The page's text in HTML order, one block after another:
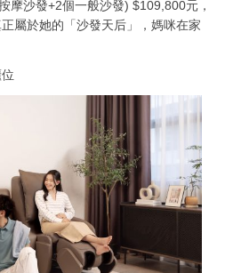
摩沙發+2個一般沙發) $109,800元，
屬於她的「沙發天后」，媽咪在家